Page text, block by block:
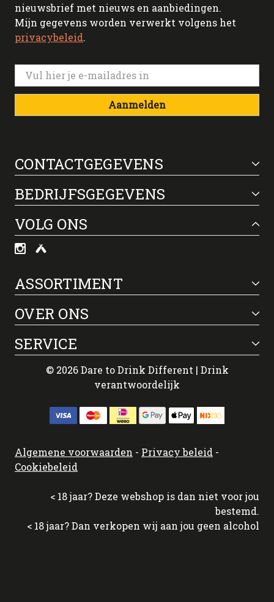
nieuwsbrief met nieuws en aanbiedingen.
Mijn gegevens worden verwerkt volgens het
privacybeleid.
Aanmelden
CONTACTGEGEVENS
BEDRIJFSGEGEVENS
VOLG ONS
ASSORTIMENT
OVER ONS
SERVICE
© 2026 Dare to Drink Different | Drink
verantwoordelijk
Algemene voorwaarden - Privacy beleid -
Cookiebeleid
< 18 jaar? Deze webshop is dan niet voor jou
bestemd.
< 18 jaar? Dan verkopen wij aan jou geen alcohol